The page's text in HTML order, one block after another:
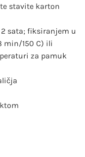
stavite karton
sata; fiksiranjem u
min/150 C) ili
za pamuk